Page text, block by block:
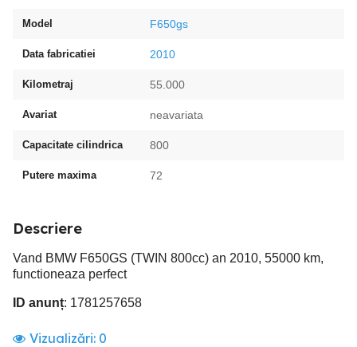
Model F650gs
Data fabricatiei 2010
Kilometraj 55.000
Avariat neavariata
Capacitate cilindrica 800
Putere maxima 72
Descriere
Vand BMW F650GS (TWIN 800cc) an 2010, 55000 km,
functioneaza perfect
ID anunț: 1781257658
Vizualizări: 0